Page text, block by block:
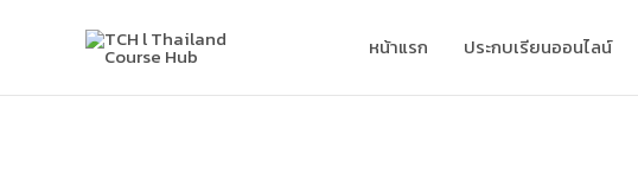
หน้าแรก ประกบเรียนออนไลน์